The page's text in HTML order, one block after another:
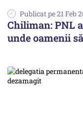
Publicat pe 21 Feb
Chiliman: PNL
unde oamenii